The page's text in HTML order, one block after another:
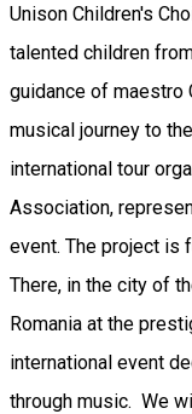
Unison Children's
talented children
guidance of maestro
musical journey to
international tour
Association,
event. The project is
There, in the city of
Romania at the
international event
through music. We